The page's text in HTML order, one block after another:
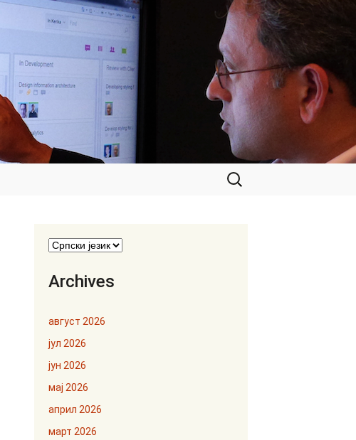
Претрага
за:
Archives
август 2026
јул 2026
јун 2026
мај 2026
април 2026
март 2026